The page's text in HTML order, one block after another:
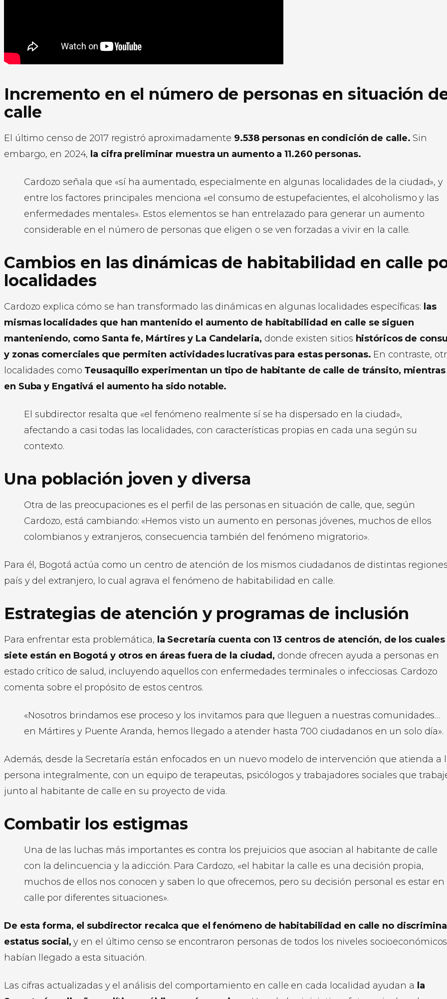
Incremento en el número de personas en situación
calle
El último censo de 2017 registró aproximadamente 9.538 personas en condición de calle. Sin
embargo, en 2024, la cifra preliminar muestra un aumento a 11.260 personas.
Cardozo señala que «sí ha aumentado, especialmente en algunas localidades de la ciudad», y
entre los factores principales menciona «el consumo de estupefacientes, el alcoholismo y las
enfermedades mentales». Estos elementos se han entrelazado para generar un aumento
considerable en el número de personas que eligen o se ven forzadas a vivir en la calle.
Cambios en las dinámicas de habitabilidad en calle
localidades
Cardozo explica cómo se han transformado las dinámicas en algunas localidades específicas: las
mismas localidades que han mantenido el aumento de habitabilidad en calle se siguen
manteniendo, como Santa fe, Mártires y La Candelaria, donde existen sitios históricos de
y zonas comerciales que permiten actividades lucrativas para estas personas. En contraste,
localidades como Teusaquillo experimentan un tipo de habitante de calle de tránsito,
en Suba y Engativá el aumento ha sido notable.
El subdirector resalta que «el fenómeno realmente sí se ha dispersado en la ciudad»,
afectando a casi todas las localidades, con características propias en cada una según su
contexto.
Una población joven y diversa
Otra de las preocupaciones es el perfil de las personas en situación de calle, que, según
Cardozo, está cambiando: «Hemos visto un aumento en personas jóvenes, muchos de ellos
colombianos y extranjeros, consecuencia también del fenómeno migratorio».
Para él, Bogotá actúa como un centro de atención de los mismos ciudadanos de distintas
país y del extranjero, lo cual agrava el fenómeno de habitabilidad en calle.
Estrategias de atención y programas de inclusión
Para enfrentar esta problemática, la Secretaría cuenta con 13 centros de atención, de los cuales
siete están en Bogotá y otros en áreas fuera de la ciudad, donde ofrecen ayuda a personas en
estado crítico de salud, incluyendo aquellos con enfermedades terminales o infecciosas. Cardozo
comenta sobre el propósito de estos centros.
«Nosotros brindamos ese proceso y los invitamos para que lleguen a nuestras comunidades…
en Mártires y Puente Aranda, hemos llegado a atender hasta 700 ciudadanos en un solo día».
Además, desde la Secretaría están enfocados en un nuevo modelo de intervención que atienda a
persona integralmente, con un equipo de terapeutas, psicólogos y trabajadores sociales que
junto al habitante de calle en su proyecto de vida.
Combatir los estigmas
Una de las luchas más importantes es contra los prejuicios que asocian al habitante de calle
con la delincuencia y la adicción. Para Cardozo, «el habitar la calle es una decisión propia,
muchos de ellos nos conocen y saben lo que ofrecemos, pero su decisión personal es estar en
calle por diferentes situaciones».
De esta forma, el subdirector recalca que el fenómeno de habitabilidad en calle no discrimina
estatus social, y en el último censo se encontraron personas de todos los niveles
habían llegado a esta situación.
Las cifras actualizadas y el análisis del comportamiento en calle en cada localidad ayudan a la